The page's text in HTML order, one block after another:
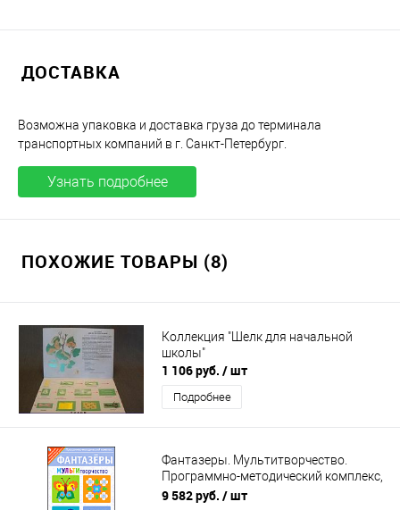
ДОСТАВКА
Возможна упаковка и доставка груза до терминала
транспортных компаний в г. Санкт-Петербург.
Узнать подробнее
ПОХОЖИЕ ТОВАРЫ (8)
Коллекция "Шелк для начальной
школы"
1 106 руб. / шт
Подробнее
Фантазеры. Мультитворчество.
Программно-методический комплекс,
DVD-Box
9 582 руб. / шт